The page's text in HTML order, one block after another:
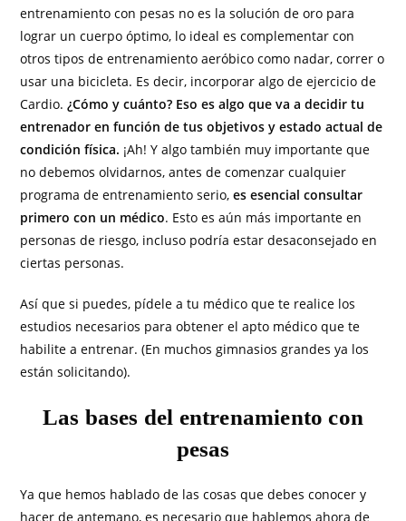
entrenamiento con pesas no es la solución de oro para
lograr un cuerpo óptimo, lo ideal es complementar con
otros tipos de entrenamiento aeróbico como nadar, correr o
usar una bicicleta. Es decir, incorporar algo de ejercicio de
Cardio.¿Cómo y cuánto? Eso es algo que va a decidir tu
entrenador en función de tus objetivos y estado actual de
condición física. ¡Ah! Y algo también muy importante que
no debemos olvidarnos, antes de comenzar cualquier
programa de entrenamiento serio,es esencial consultar
primero con un médico. Esto es aún más importante en
personas de riesgo, incluso podría estar desaconsejado en
ciertas personas.
Así que si puedes, pídele a tu médico que te realice los
estudios necesarios para obtener el apto médico que te
habilite a entrenar. (En muchos gimnasios grandes ya los
están solicitando).
Las bases del entrenamiento con
pesas
Ya que hemos hablado de las cosas que debes conocer y
hacer de antemano, es necesario que hablemos ahora de